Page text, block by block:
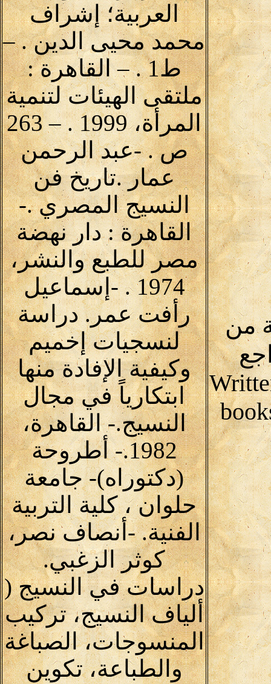
من
العربية؛ إشراف
محمد محيى الدين . –
ط1 . – القاهرة :
ملتقى الهيئات لتنمية
المرأة، 1999 . – 263
ص . -عبد الرحمن
عمار .تاريخ فن
النسيج المصري .-
القاهرة : دار نهضة
مصر للطبع والنشر،
1974 . -إسماعيل
رأفت عمر. دراسة
لنسجيات إخميم
وكيفية الإفادة منها
ابتكارياً في مجال
النسيج.- القاهرة،
1982.- أطروحة
(دكتوراه)- جامعة
حلوان ، كلية التربية
الفنية. -أنصاف نصر،
كوثر الزغبي.
دراسات في النسيج (
ألياف النسيج، تركيب
المنسوجات، الصباغة
والطباعة، تكوين